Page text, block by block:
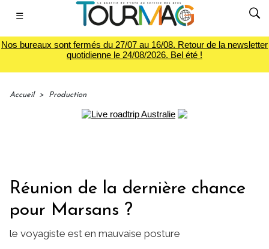
☰
Nos bureaux sont fermés du 27/07 au 16/08. Retour de la newsletter
quotidienne le 24/08/2026. Bel été !
Accueil > Production
Réunion de la dernière chance
pour Marsans ?
le voyagiste est en mauvaise posture